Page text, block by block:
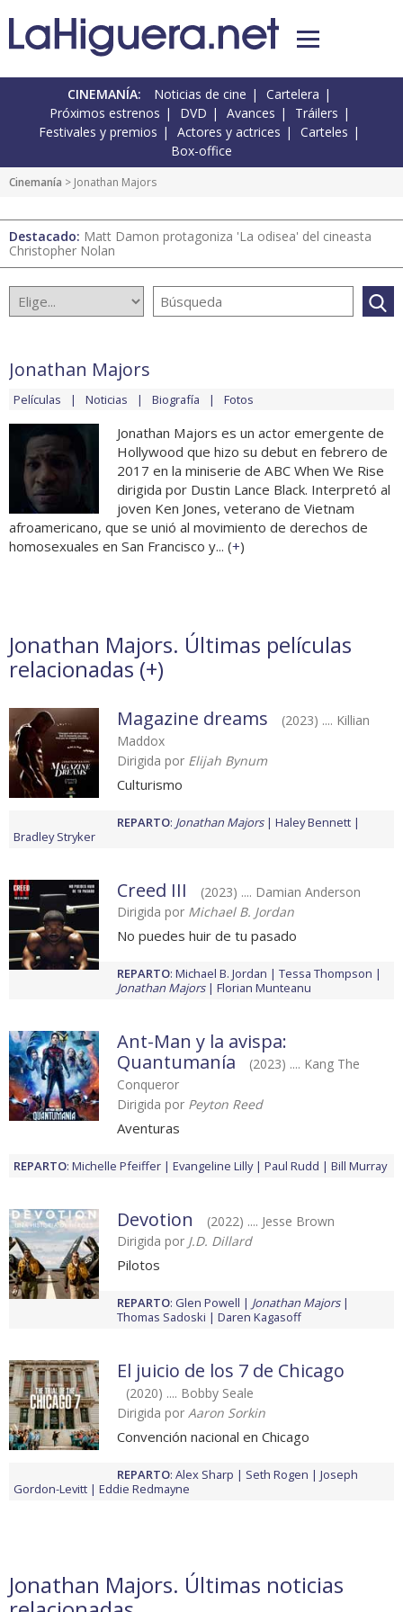
CINEMANÍA: Noticias de cine
Cartelera
Próximos estrenos
DVD Avances
Tráilers
Festivales y premios
Actores y actrices
Carteles
Box-office
Cinemanía > Jonathan Majors
Destacado: Matt Damon protagoniza 'La odisea' del cineasta
Christopher Nolan
Jonathan Majors
Películas Noticias Biografía Fotos
Jonathan Majors es un actor emergente de
Hollywood que hizo su debut en febrero de
2017 en la miniserie de ABC When We Rise
dirigida por Dustin Lance Black. Interpretó al
joven Ken Jones, veterano de Vietnam
afroamericano, que se unió al movimiento de derechos de
homosexuales en San Francisco y... (+)
Jonathan Majors. Últimas películas
relacionadas (+)
Magazine dreams
(2023) .... Killian
Maddox
Dirigida por Elijah Bynum
Culturismo
REPARTO: Jonathan Majors
Haley Bennett
Bradley Stryker
Creed III
(2023) .... Damian Anderson
Dirigida por Michael B. Jordan
No puedes huir de tu pasado
REPARTO: Michael B. Jordan
Tessa Thompson
Jonathan Majors
Florian Munteanu
Ant-Man y la avispa:
Quantumanía
(2023) .... Kang The
Conqueror
Dirigida por Peyton Reed
Aventuras
REPARTO: Michelle Pfeiffer Evangeline Lilly Paul Rudd Bill Murray
Devotion
(2022) .... Jesse Brown
Dirigida por J.D. Dillard
Pilotos
REPARTO: Glen Powell
Jonathan Majors
Thomas Sadoski
Daren Kagasoff
El juicio de los 7 de Chicago
(2020) .... Bobby Seale
Dirigida por Aaron Sorkin
Convención nacional en Chicago
REPARTO: Alex Sharp Seth Rogen
Joseph
Gordon-Levitt
Eddie Redmayne
Jonathan Majors. Últimas noticias